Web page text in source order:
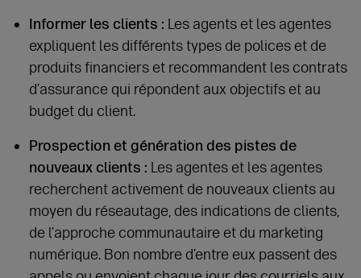
Informer les clients : Les agents et les agentes
expliquent les différents types de polices et de
produits financiers et recommandent les contrats
d’assurance qui répondent aux objectifs et au
budget du client.
Prospection et génération des pistes de
nouveaux clients : Les agentes et les agentes
recherchent activement de nouveaux clients au
moyen du réseautage, des indications de clients,
de l’approche communautaire et du marketing
numérique. Bon nombre d’entre eux passent des